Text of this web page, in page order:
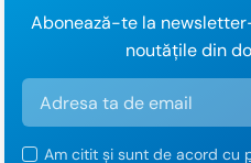
Abonează-te la
noutățile din
Am citit și sunt de acord cu